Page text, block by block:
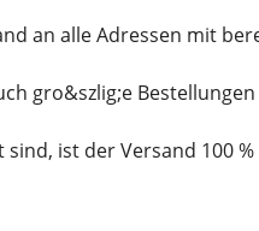
an alle Adressen mit
gro&szlig;e
ist der Versand 100